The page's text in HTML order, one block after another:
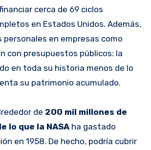
cerca de 69 ciclos
en Estados Unidos. Además,
personales en empresas como
con presupuestos públicos: la
en toda su historia menos de lo
su patrimonio acumulado.
de 200 mil millones de
lo que la NASA ha gastado
en 1958. De hecho, podría cubrir